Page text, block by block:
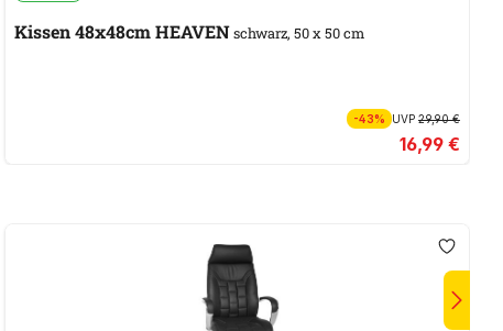
Kissen 48x48cm HEAVENschwarz, 50 x 50 cm
-43% UVP 29,90 €
16,99 €